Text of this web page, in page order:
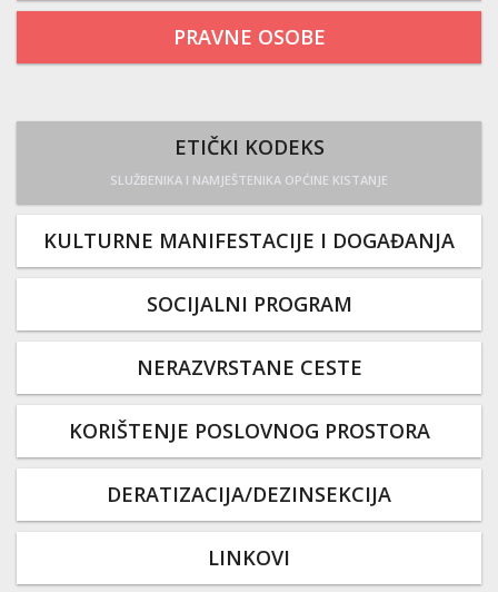
PRAVNE OSOBE
ETIČKI KODEKS
SLUŽBENIKA I NAMJEŠTENIKA OPĆINE KISTANJE
KULTURNE MANIFESTACIJE I DOGAĐANJA
SOCIJALNI PROGRAM
NERAZVRSTANE CESTE
KORIŠTENJE POSLOVNOG PROSTORA
DERATIZACIJA/DEZINSEKCIJA
LINKOVI